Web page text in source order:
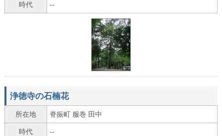
時代 --
浄徳寺の石楠花
所在地 脊振町 服巻 田中
時代 --